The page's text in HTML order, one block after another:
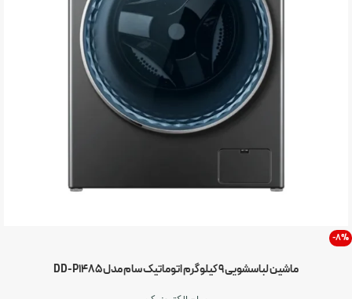
-8%
ماشین لباسشویی 9 کیلوگرم اتوماتیک سام مدل DD-P1485